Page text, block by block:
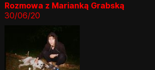
Rozmowa z Marianką Grabską
30/06/20